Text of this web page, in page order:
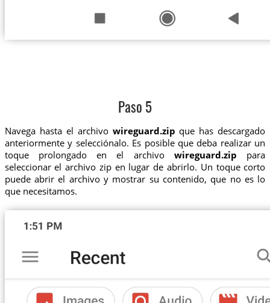
Paso 5
Navega hasta el archivo wireguard.zip que has descargado
anteriormente y selecciónalo. Es posible que deba realizar un
toque prolongado en el archivowireguard.zip para
seleccionar el archivo zip en lugar de abrirlo. Un toque corto
puede abrir el archivo y mostrar su contenido, que no es lo
que necesitamos.